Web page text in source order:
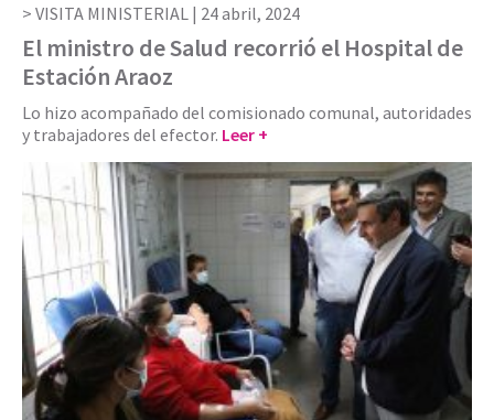
VISITA MINISTERIAL | 24 abril, 2024
El ministro de Salud recorrió el Hospital de
Estación Araoz
Lo hizo acompañado del comisionado comunal, autoridades
y trabajadores del efector. Leer +